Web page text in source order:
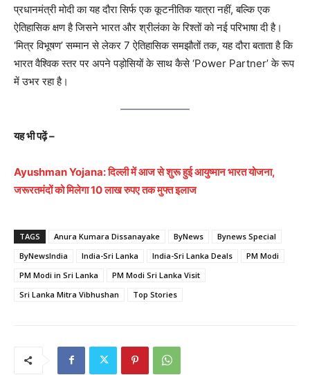
प्रधानमंत्री मोदी का यह दौरा सिर्फ एक कूटनीतिक यात्रा नहीं, बल्कि एक
ऐतिहासिक क्षण है जिसने भारत और श्रीलंका के रिश्तों को नई परिभाषा दी है।
‘मित्र विभूषण’ सम्मान से लेकर 7 ऐतिहासिक समझौतों तक, यह दौरा बताता है कि
भारत वैश्विक स्तर पर अपने पड़ोसियों के साथ कैसे ‘Power Partner’ के रूप
में उभर रहा है।
यह भी पढ़ें –
Ayushman Yojana: दिल्ली में आज से शुरू हुई आयुष्मान भारत योजना,
जरूरतमंदों को मिलेगा 10 लाख रुपए तक मुफ्त इलाज
TAGS Anura Kumara Dissanayake ByNews
Bynews Special
ByNewsIndia
India-Sri Lanka India-Sri Lanka Deals
PM Modi
PM Modi in Sri Lanka
PM Modi Sri Lanka Visit
Sri Lanka Mitra Vibhushan
Top Stories